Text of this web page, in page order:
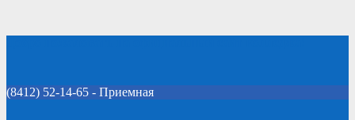
(8412) 52-14-65 - Приемная